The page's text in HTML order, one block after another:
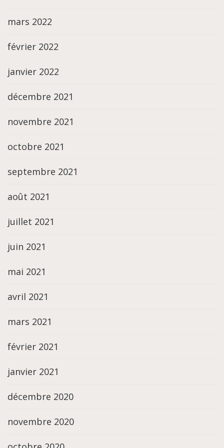
mars 2022
février 2022
janvier 2022
décembre 2021
novembre 2021
octobre 2021
septembre 2021
août 2021
juillet 2021
juin 2021
mai 2021
avril 2021
mars 2021
février 2021
janvier 2021
décembre 2020
novembre 2020